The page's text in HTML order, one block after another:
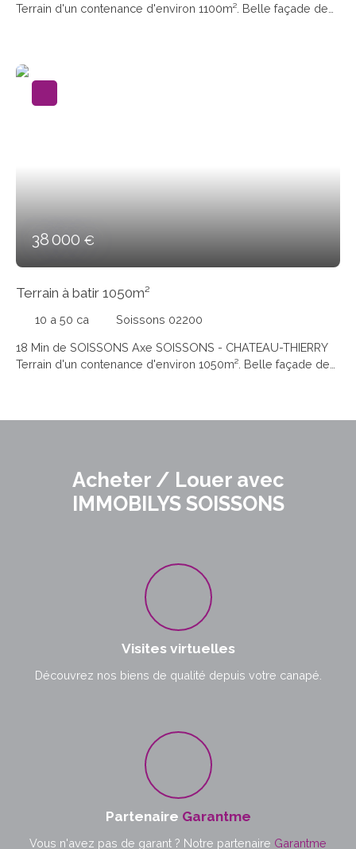
Terrain d'un contenance d'environ 1100m². Belle façade de
38 000 €
Terrain à batir 1050m²
10 a 50 ca Soissons 02200
18 Min de SOISSONS Axe SOISSONS - CHATEAU-THIERRY
Terrain d'un contenance d'environ 1050m². Belle façade de
Acheter / Louer avec
IMMOBILYS SOISSONS
Visites virtuelles
Découvrez nos biens de qualité depuis votre canapé.
Partenaire Garantme
Vous n'avez pas de garant ? Notre partenaire Garantme